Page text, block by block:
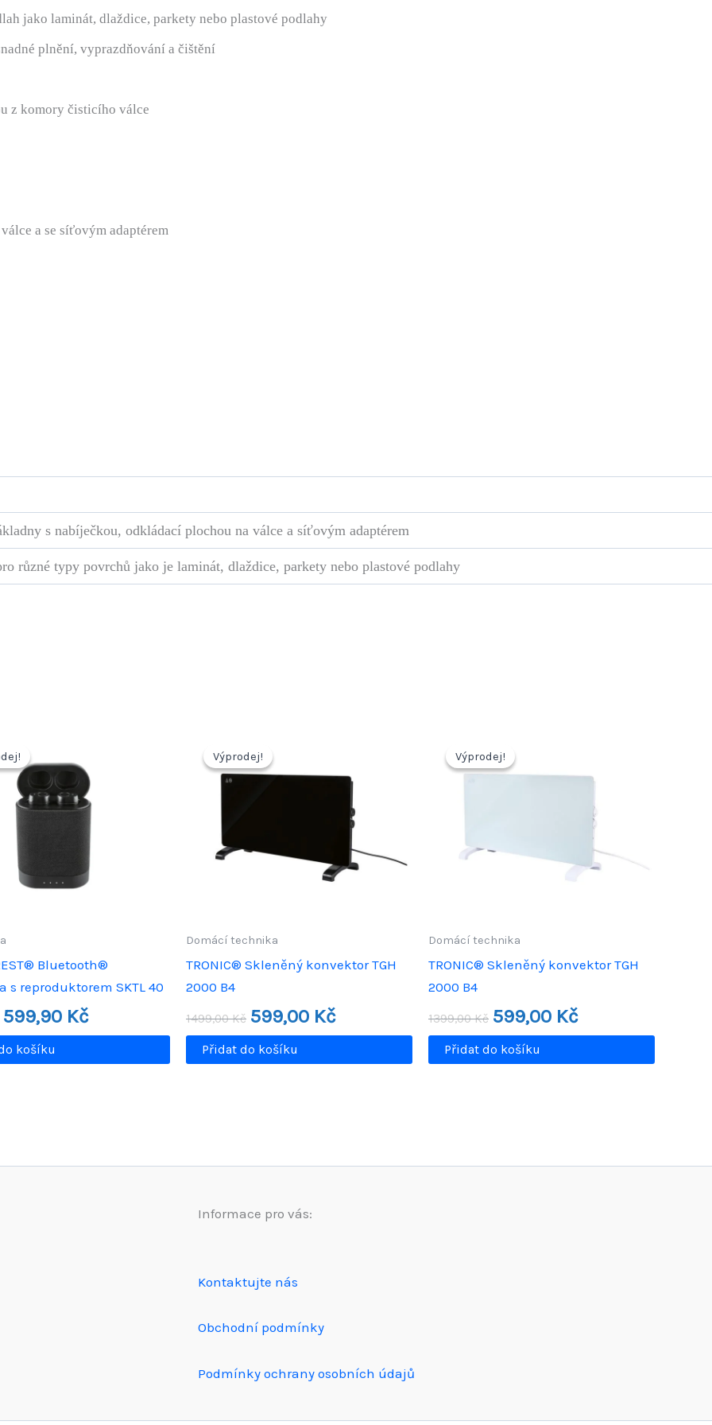
jako laminát, dlaždice, parkety nebo plastové podlahy
plnění, vyprazdňování a čištění
z komory čisticího válce
a se síťovým adaptérem
s nabíječkou, odkládací plochou na válce a síťovým adaptérem
různé typy povrchů jako je laminát, dlaždice, parkety nebo plastové podlahy
Bluetooth®
s reproduktorem SKTL 40
Původní
cena
900,00 Kč.
599,90 Kč
košíku
Výprodej!
Výprodej!
Domácí technika
TRONIC® Skleněný konvektor TGH
2000 B4
1499,00Kč
Původní
cena
1499,00 Kč.
599,00 Kč
Přidat do košíku
Výprodej!
Výprodej!
Domácí technika
TRONIC® Skleněný konvektor TGH
2000 B4
1399,00Kč
Původní
cena
1399,00 Kč.
599,00 Kč
Přidat do košíku
Informace pro vás:
Kontaktujte nás
Obchodní podmínky
Podmínky ochrany osobních údajů